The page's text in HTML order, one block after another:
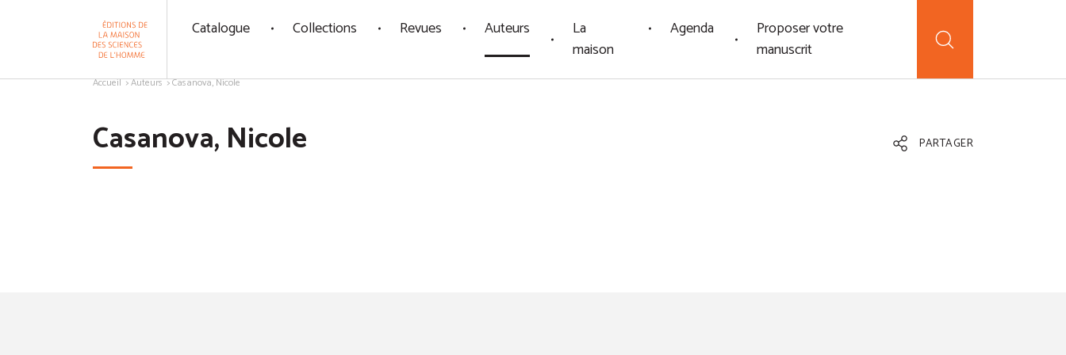
Catalogue Collections Revues Auteurs
La
maison
Agenda
Proposer votre
manuscrit
Accueil Auteurs Casanova, Nicole
Casanova, Nicole PARTAGER